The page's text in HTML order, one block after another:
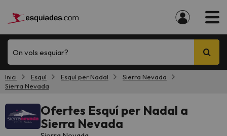
On vols esquiar?
Inici Esquí Esquí per Nadal
Sierra Nevada
Sierra Nevada
Ofertes Esquí per Nadal a
Sierra Nevada